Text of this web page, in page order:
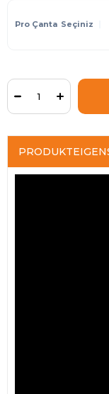
Pro Çanta